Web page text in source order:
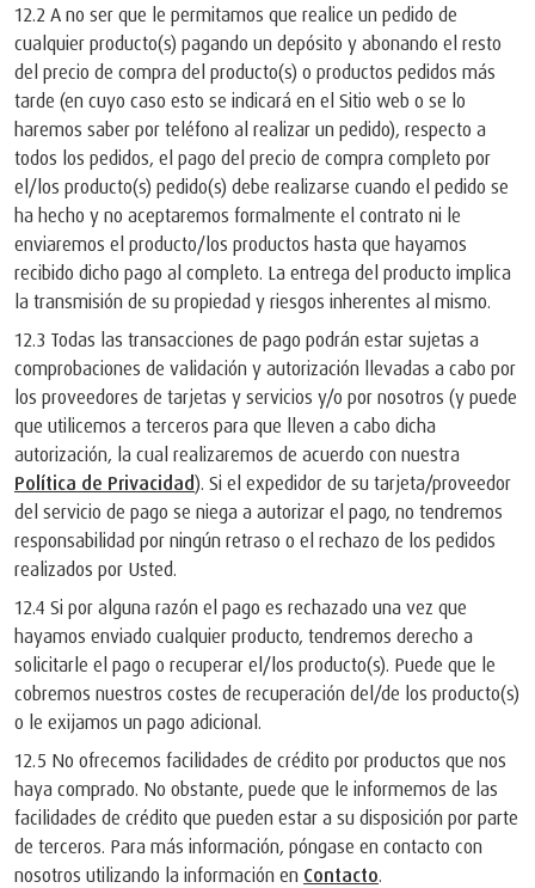
12.2 A no ser que le permitamos que realice un pedido de
cualquier producto(s) pagando un depósito y abonando el resto
del precio de compra del producto(s) o productos pedidos más
tarde (en cuyo caso esto se indicará en el Sitio web o se lo
haremos saber por teléfono al realizar un pedido), respecto a
todos los pedidos, el pago del precio de compra completo por
el/los producto(s) pedido(s) debe realizarse cuando el pedido se
ha hecho y no aceptaremos formalmente el contrato ni le
enviaremos el producto/los productos hasta que hayamos
recibido dicho pago al completo. La entrega del producto implica
la transmisión de su propiedad y riesgos inherentes al mismo.
12.3 Todas las transacciones de pago podrán estar sujetas a
comprobaciones de validación y autorización llevadas a cabo por
los proveedores de tarjetas y servicios y/o por nosotros (y puede
que utilicemos a terceros para que lleven a cabo dicha
autorización, la cual realizaremos de acuerdo con nuestra
Política de Privacidad). Si el expedidor de su tarjeta/proveedor
del servicio de pago se niega a autorizar el pago, no tendremos
responsabilidad por ningún retraso o el rechazo de los pedidos
realizados por Usted.
12.4 Si por alguna razón el pago es rechazado una vez que
hayamos enviado cualquier producto, tendremos derecho a
solicitarle el pago o recuperar el/los producto(s). Puede que le
cobremos nuestros costes de recuperación del/de los producto(s)
o le exijamos un pago adicional.
12.5 No ofrecemos facilidades de crédito por productos que nos
haya comprado. No obstante, puede que le informemos de las
facilidades de crédito que pueden estar a su disposición por parte
de terceros. Para más información, póngase en contacto con
nosotros utilizando la información en Contacto.